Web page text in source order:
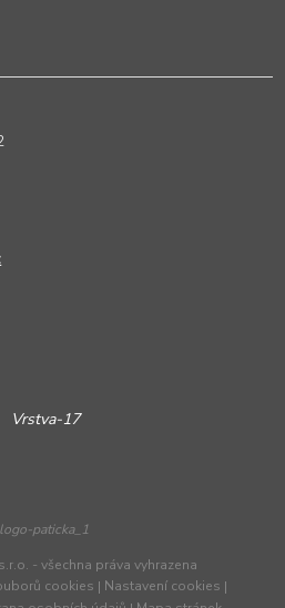
- všechna práva vyhrazena
cookies | Nastavení cookies |